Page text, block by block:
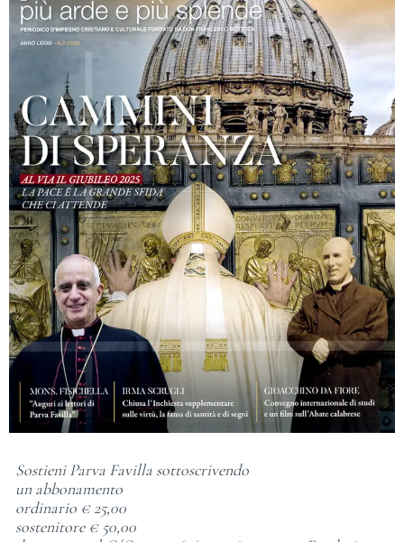
Sostieni Parva Favilla sottoscrivendo
un abbonamento
ordinario € 25,00
sostenitore € 50,00